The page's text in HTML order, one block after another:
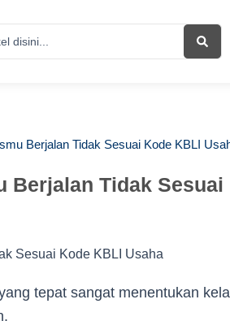
Berjalan Tidak Sesuai Kode KBLI
Tidak Sesuai
tepat sangat menentukan